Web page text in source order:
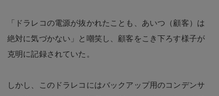
「ドラレコの電源が抜かれたことも、あいつ（顧客）は
絶対に気づかない」と嘲笑し、顧客をこき下ろす様子が
克明に記録されていた。
しかし、このドラレコにはバックアップ用のコンデンサ